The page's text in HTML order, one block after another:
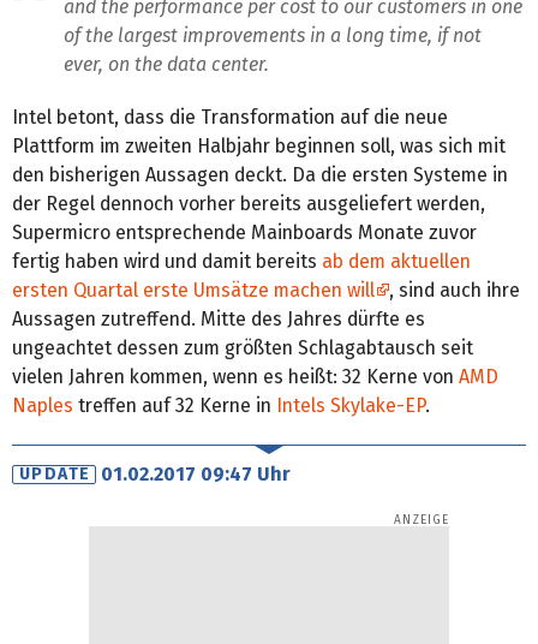
and the performance per cost to our customers in one
of the largest improvements in a long time, if not
ever, on the data center.
Intel betont, dass die Transformation auf die neue
Plattform im zweiten Halbjahr beginnen soll, was sich mit
den bisherigen Aussagen deckt. Da die ersten Systeme in
der Regel dennoch vorher bereits ausgeliefert werden,
Supermicro entsprechende Mainboards Monate zuvor
fertig haben wird und damit bereits ab dem aktuellen
ersten Quartal erste Umsätze machen will
, sind auch ihre
Aussagen zutreffend. Mitte des Jahres dürfte es
ungeachtet dessen zum größten Schlagabtausch seit
vielen Jahren kommen, wenn es heißt: 32 Kerne von AMD
Naples treffen auf 32 Kerne in Intels Skylake-EP.
UPDATE 01.02.2017 09:47 Uhr